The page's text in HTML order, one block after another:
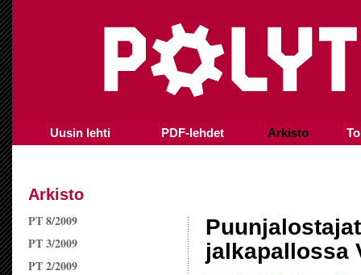
Uusin lehti PDF-lehdet Arkisto
Arkisto
PT 8/2009
PT 3/2009
PT 2/2009
jalkapallossa